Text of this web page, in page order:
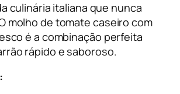
culinária italiana que nunca
molho de tomate caseiro com
é a combinação perfeita
rápido e saboroso.